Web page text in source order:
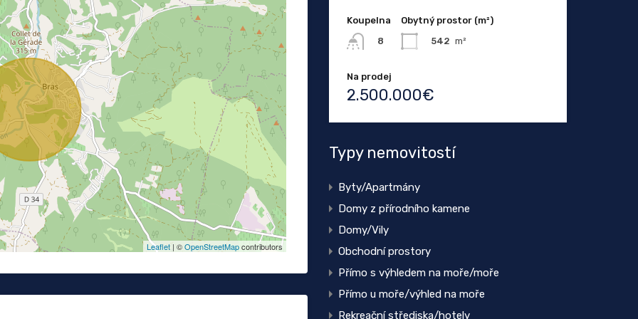
Leaflet| ©OpenStreetMapcontributors
Koupelna
8
Obytný prostor (m²)
542 m²
Na prodej
2.500.000€
Typy nemovitostí
Byty/Apartmány
Domy z přírodního kamene
Domy/Vily
Obchodní prostory
Přímo s výhledem na moře/moře
Přímo u moře/výhled na moře
Rekreační střediska/hotely